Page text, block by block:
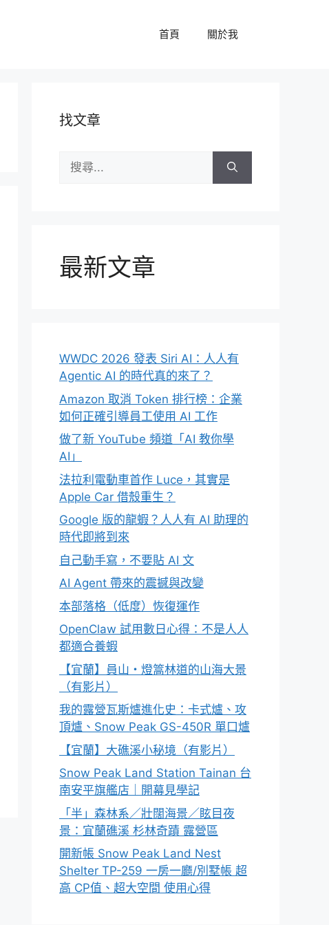
首頁 關於我
找文章
尋:
最新文章
WWDC 2026 發表 Siri AI：人人有
Agentic AI 的時代真的來了？
Amazon 取消 Token 排行榜：企業
如何正確引導員工使用 AI 工作
做了新 YouTube 頻道「AI 教你學
AI」
法拉利電動車首作 Luce，其實是
Apple Car 借殼重生？
Google 版的龍蝦？人人有 AI 助理的
時代即將到來
自己動手寫，不要貼 AI 文
AI Agent 帶來的震撼與改變
本部落格（低度）恢復運作
OpenClaw 試用數日心得：不是人人
都適合養蝦
【宜蘭】員山・燈篙林道的山海大景
（有影片）
我的露營瓦斯爐進化史：卡式爐、攻
頂爐、Snow Peak GS-450R 單口爐
【宜蘭】大礁溪小秘境（有影片）
Snow Peak Land Station Tainan 台
南安平旗艦店｜開幕見學記
「半」森林系／壯闊海景／眩目夜
景：宜蘭礁溪 杉林奇蹟 露營區
開新帳 Snow Peak Land Nest
Shelter TP-259 一房一廳/別墅帳 超
高 CP值、超大空間 使用心得